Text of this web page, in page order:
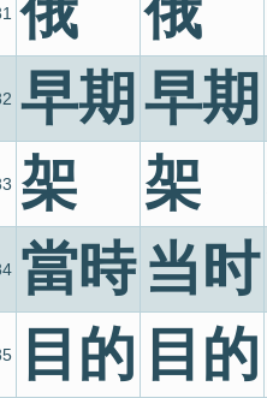
早期 早期
架 架
當時 当时
目的 目的